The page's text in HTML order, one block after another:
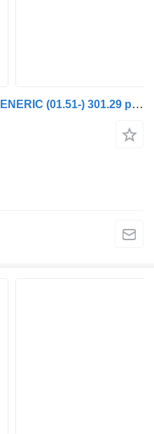
Feu de stationnement SIM GENERIC (01.51-) 301.29 pour tracteur routier GENERIC (01.51-)